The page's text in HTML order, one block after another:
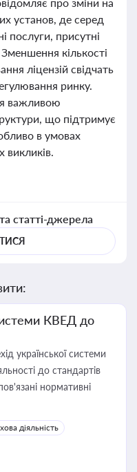
установ, де серед
послуги, присутні
кількості
ліцензій свідчать
ринку.
важливою
що підтримує
в умовах
викликів.
статті-джерела
КВЕД до
української системи
до стандартів
нормативні
діяльність